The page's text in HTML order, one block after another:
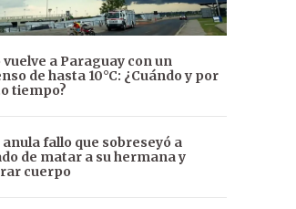
vuelve a Paraguay con un
de hasta 10°C: ¿Cuándo y por
tiempo?
anula fallo que sobreseyó a
de matar a su hermana y
cuerpo